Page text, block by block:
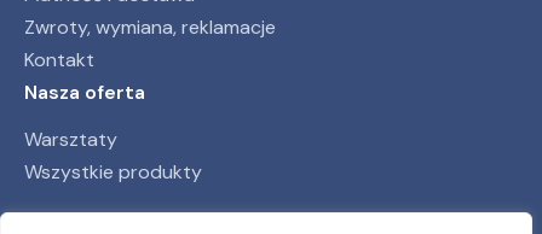
Zwroty, wymiana, reklamacje
Kontakt
Nasza oferta
Warsztaty
Wszystkie produkty